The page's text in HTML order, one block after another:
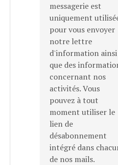
messagerie est
uniquement
pour vous envoyer
notre lettre
d'information ainsi
que des
concernant nos
activités. Vous
pouvez à tout
moment utiliser le
lien de
désabonnement
intégré dans
de nos mails.